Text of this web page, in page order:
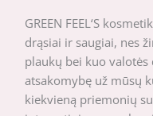
GREEN FEEL‘S
drąsiai ir saugiai, nes
plaukų bei kuo
atsakomybę už mūsų
kiekvieną priemonių